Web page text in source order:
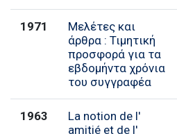
1971
Μελέτες και
άρθρα : Τιμητική
προσφορά για τα
εβδομήντα χρόνια
του συγγραφέα
1963
La notion de l'
amitié et de l'